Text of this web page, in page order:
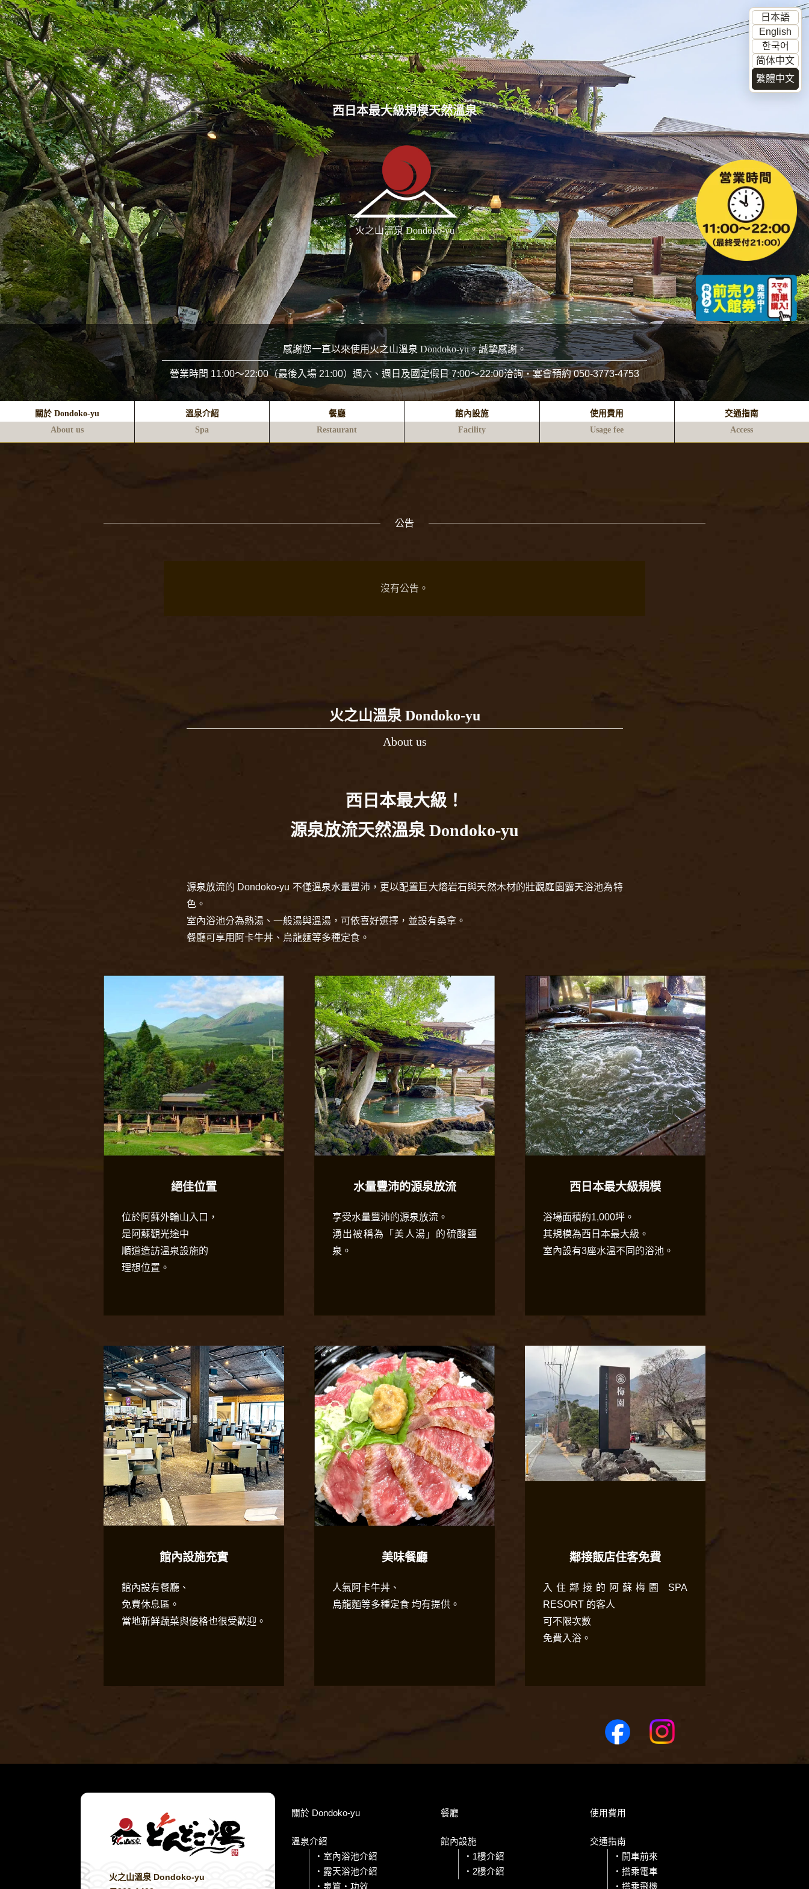
西日本最大級規模天然溫泉
火之山溫泉 Dondoko-yu
感謝您一直以來使用火之山溫泉 Dondoko-yu。誠摯感謝。
營業時間 11:00～22:00（最後入場21:00） 週六、週日及國定假日7:00～22:00洽詢・宴會預約050-3773-4753
日本語
English
한국어
简体中文
繁體中文
關於 Dondoko-yu
About us
溫泉介紹
Spa
餐廳
Restaurant
館內設施
Facility
使用費用
Usage fee
交通指南
Access
公告
沒有公告。
火之山溫泉 Dondoko-yu
About us
西日本最大級！
源泉放流天然溫泉 Dondoko-yu
源泉放流的 Dondoko-yu 不僅溫泉水量豐沛，更以配置巨大熔岩石與天然木材的壯觀庭園露天浴池為特
色。
室內浴池分為熱湯、一般湯與溫湯，可依喜好選擇，並設有桑拿。
餐廳可享用阿卡牛丼、烏龍麵等多種定食。
絕佳位置
位於阿蘇外輪山入口，
是阿蘇觀光途中
順道造訪溫泉設施的
理想位置。
水量豐沛的源泉放流
享受水量豐沛的源泉放流。
湧出被稱為「美人湯」的硫酸鹽
泉。
西日本最大級規模
浴場面積約1,000坪。
其規模為西日本最大級。
室內設有3座水溫不同的浴池。
館內設施充實
館內設有餐廳、
免費休息區。
當地新鮮蔬菜與優格也很受歡迎。
美味餐廳
人氣阿卡牛丼、
烏龍麵等多種定食 均有提供。
鄰接飯店住客免費
入住鄰接的阿蘇梅園 SPA
RESORT 的客人
可不限次數
免費入浴。
火之山溫泉 Dondoko-yu
關於 Dondoko-yu
溫泉介紹
室內浴池介紹
露天浴池介紹
泉質・功效
餐廳
館內設施
1樓介紹
2樓介紹
使用費用
交通指南
開車前來
搭乘電車
搭乘飛機